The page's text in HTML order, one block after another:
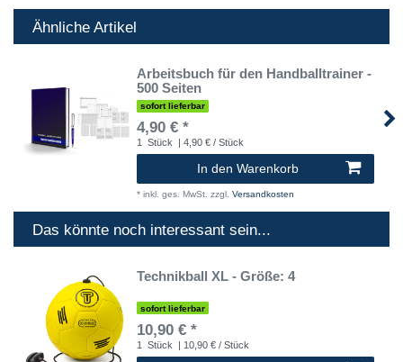
Ähnliche Artikel
Arbeitsbuch für den Handballtrainer -
500 Seiten
sofort lieferbar
4,90 € *
1 Stück | 4,90 € / Stück
In den Warenkorb
* inkl. ges. MwSt. zzgl. Versandkosten
Das könnte noch interessant sein...
Technikball XL - Größe: 4
sofort lieferbar
10,90 € *
1 Stück | 10,90 € / Stück